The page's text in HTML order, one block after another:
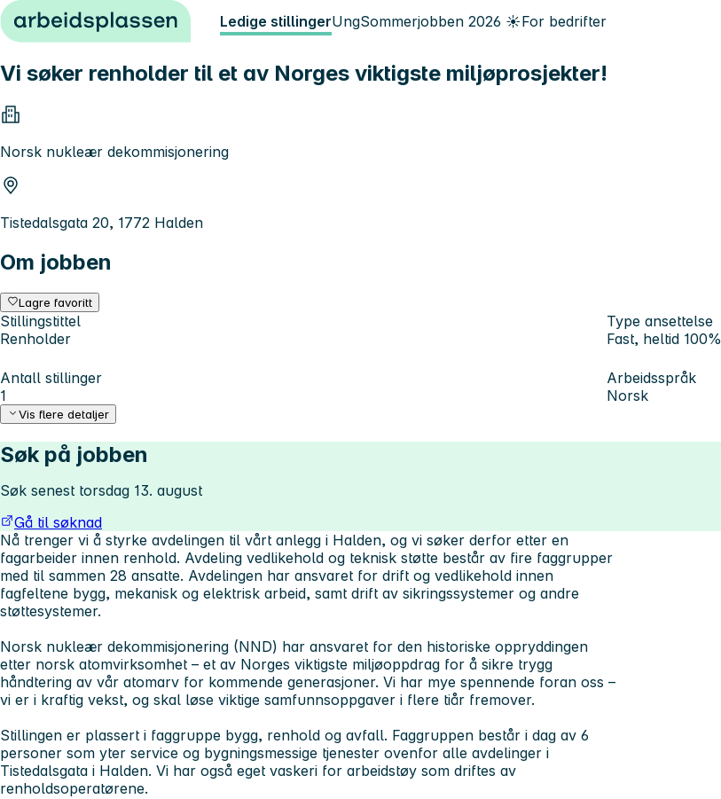
Hopp til innhold Ledige stillingerUngSommerjobben 2026 ☀️For bedrifter
Vi søker renholder til et av Norges viktigste miljøprosjekter!
Norsk nukleær dekommisjonering
Tistedalsgata 20, 1772 Halden
Om jobben
Lagre favoritt
Stillingstittel
Renholder
Type ansettelse
Fast, heltid 100%
Antall stillinger
1
Arbeidsspråk
Norsk
Vis flere detaljer
Søk på jobben
Søk senest torsdag 13. august
Gå til søknad
Nå trenger vi å styrke avdelingen til vårt anlegg i Halden, og vi søker derfor etter en
fagarbeider innen renhold. Avdeling vedlikehold og teknisk støtte består av fire faggrupper
med til sammen 28 ansatte. Avdelingen har ansvaret for drift og vedlikehold innen
fagfeltene bygg, mekanisk og elektrisk arbeid, samt drift av sikringssystemer og andre
støttesystemer.
Norsk nukleær dekommisjonering (NND) har ansvaret for den historiske oppryddingen
etter norsk atomvirksomhet – et av Norges viktigste miljøoppdrag for å sikre trygg
håndtering av vår atomarv for kommende generasjoner. Vi har mye spennende foran oss –
vi er i kraftig vekst, og skal løse viktige samfunnsoppgaver i flere tiår fremover.
Stillingen er plassert i faggruppe bygg, renhold og avfall. Faggruppen består i dag av 6
personer som yter service og bygningsmessige tjenester ovenfor alle avdelinger i
Tistedalsgata i Halden. Vi har også eget vaskeri for arbeidstøy som driftes av
renholdsoperatørene.